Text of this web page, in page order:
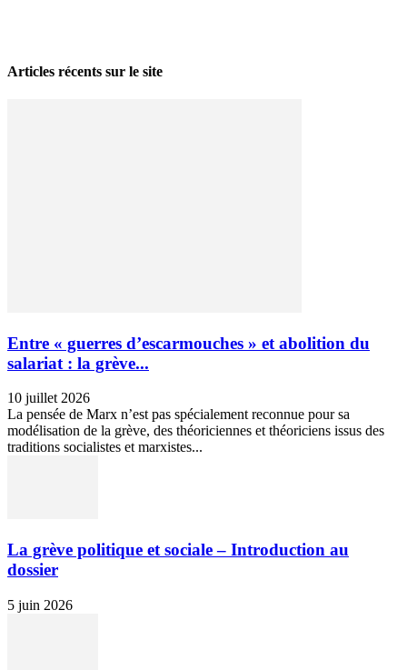
Articles récents sur le site
Entre « guerres d’escarmouches » et abolition du
salariat : la grève...
10 juillet 2026
La pensée de Marx n’est pas spécialement reconnue pour sa
modélisation de la grève, des théoriciennes et théoriciens issus des
traditions socialistes et marxistes...
La grève politique et sociale – Introduction au
dossier
5 juin 2026